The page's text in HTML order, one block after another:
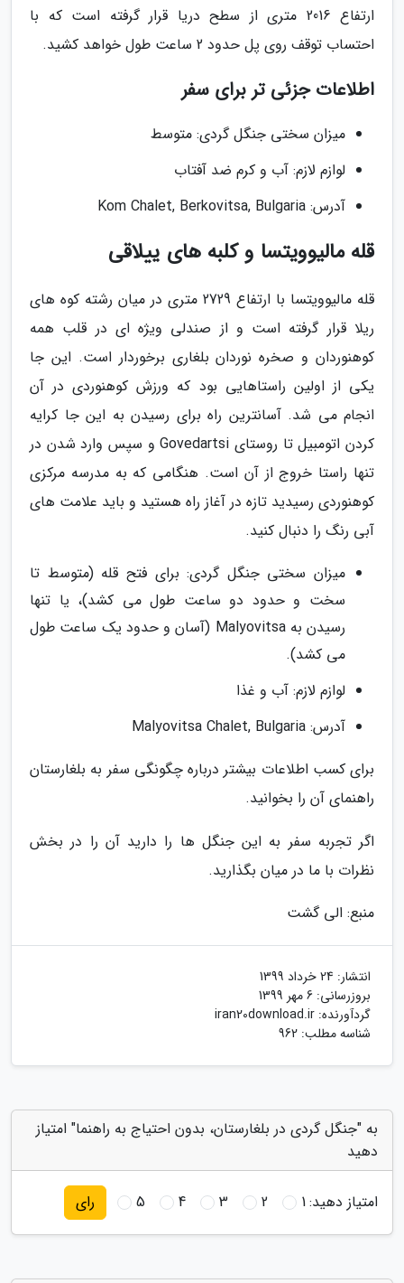
ارتفاع 2016 متری از سطح دریا قرار گرفته است که با
احتساب توقف روی پل حدود 2 ساعت طول خواهد کشید.
اطلاعات جزئی تر برای سفر
میزان سختی جنگل گردی: متوسط
لوازم لازم: آب و کرم ضد آفتاب
آدرس: Kom Chalet, Berkovitsa, Bulgaria
قله مالیوویتسا و کلبه های ییلاقی
قله مالیوویتسا با ارتفاع 2729 متری در میان رشته کوه های
ریلا قرار گرفته است و از صندلی ویژه ای در قلب همه
کوهنوردان و صخره نوردان بلغاری برخوردار است. این جا
یکی از اولین راستاهایی بود که ورزش کوهنوردی در آن
انجام می شد. آسانترین راه برای رسیدن به این جا کرایه
کردن اتومبیل تا روستای Govedartsi و سپس وارد شدن در
تنها راستا خروج از آن است. هنگامی که به مدرسه مرکزی
کوهنوردی رسیدید تازه در آغاز راه هستید و باید علامت های
آبی رنگ را دنبال کنید.
میزان سختی جنگل گردی: برای فتح قله (متوسط تا
سخت و حدود دو ساعت طول می کشد)، یا تنها
رسیدن به Malyovitsa (آسان و حدود یک ساعت طول
می کشد).
لوازم لازم: آب و غذا
آدرس: Malyovitsa Chalet, Bulgaria
برای کسب اطلاعات بیشتر درباره چگونگی سفر به بلغارستان
راهنمای آن را بخوانید.
اگر تجربه سفر به این جنگل ها را دارید آن را در بخش
نظرات با ما در میان بگذارید.
منبع: الی گشت
انتشار: 24 خرداد 1399
بروزرسانی: 6 مهر 1399
گردآورنده: iran20download.ir
شناسه مطلب: 962
به "جنگل گردی در بلغارستان، بدون احتیاج به راهنما" امتیاز
دهید
امتیاز دهید:1
2
3
4
5 رای